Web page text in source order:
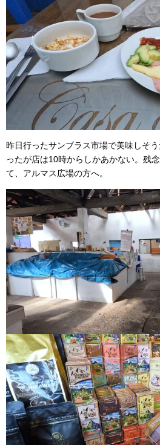
昨日行ったサンブラス市場で美味しそ
ったが店は10時からしかあかない。残
て、アルマス広場の方へ。